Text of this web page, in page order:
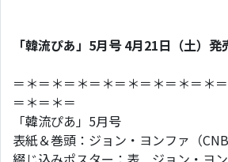
「韓流ぴあ」5月号 4月21日（土）発
＝＊＝＊＝＊＝＊＝＊＝＊＝＊＝＊
＝＊＝＊＝
「韓流ぴあ」5月号
表紙＆巻頭：ジョン・ヨンファ（